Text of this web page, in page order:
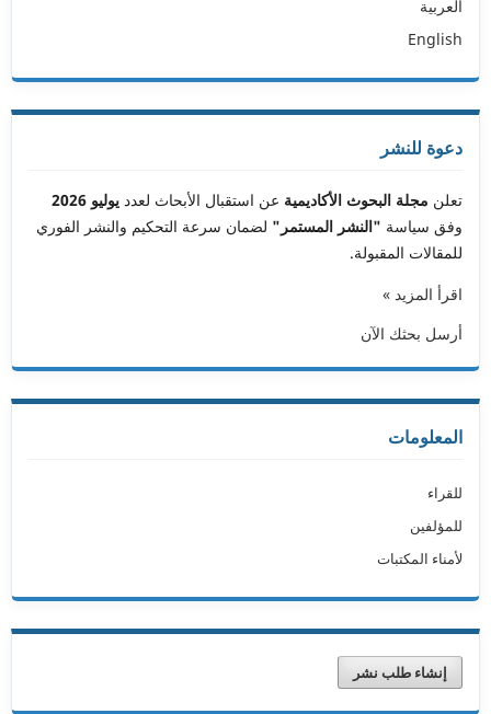
العربية
English
دعوة للنشر
تعلن مجلة البحوث الأكاديمية عن استقبال الأبحاث لعدد يوليو 2026
وفق سياسة "النشر المستمر" لضمان سرعة التحكيم والنشر الفوري
للمقالات المقبولة.
اقرأ المزيد »
أرسل بحثك الآن
المعلومات
للقراء
للمؤلفين
لأمناء المكتبات
إنشاء طلب نشر